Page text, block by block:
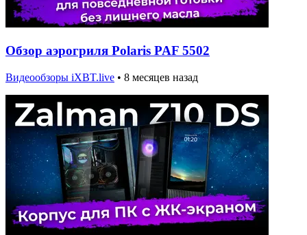
Обзор аэрогриля Polaris PAF 5502
Видеообзоры iXBT.live • 8 месяцев назад